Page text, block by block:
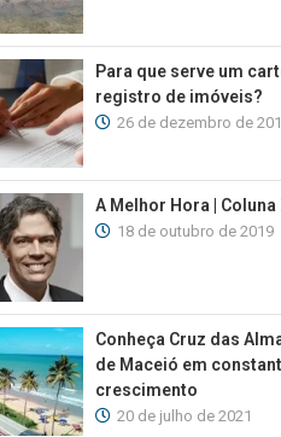
Para que serve um
registro de imóveis?
26 de dezembro de
A Melhor Hora |
18 de outubro de 2019
Conheça Cruz das
de Maceió em
crescimento
20 de julho de 2021